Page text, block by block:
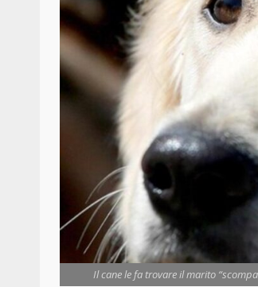
Il cane le fa trovare il marito